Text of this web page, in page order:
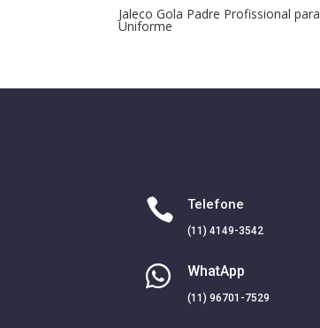
Jaleco Gola Padre Profissional para
Uniforme
 Telefone
(11) 4149-3542
 WhatApp
(11) 96701-7529